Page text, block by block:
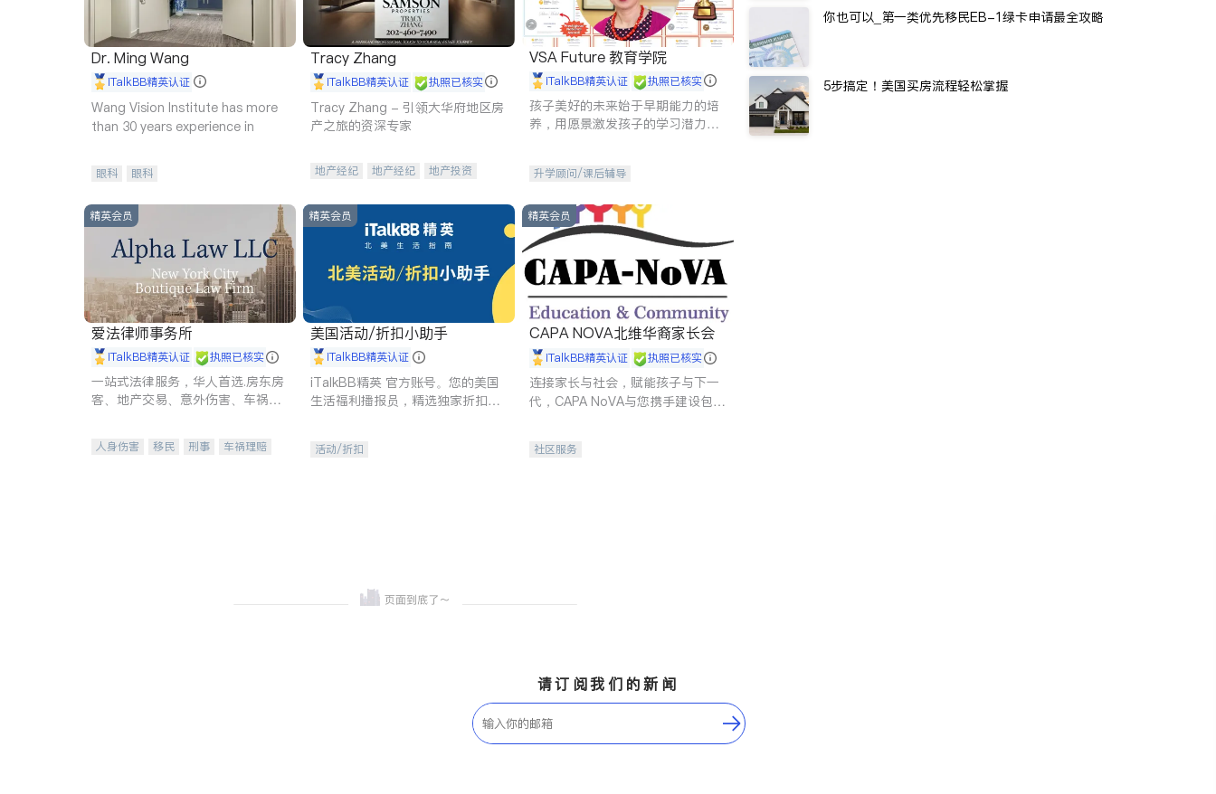
Dr. Ming Wang
iTalkBB精英认证
Wang Vision Institute has more
than 30 years experience in
眼科 眼科
Tracy Zhang
iTalkBB精英认证 执照已核实
Tracy Zhang - 引领大华府地区房
产之旅的资深专家
地产经纪 地产经纪
地产投资
VSA Future 教育学院
iTalkBB精英认证 执照已核实
孩子美好的未来始于早期能力的培
养，用愿景激发孩子的学习潜力和
升学顾问/课后辅导
精英会员
爱法律师事务所
iTalkBB精英认证 执照已核实
一站式法律服务，华人首选.房东房
客、地产交易、意外伤害、车祸重
人身伤害 移民 刑事
车祸理赔
精英会员
美国活动/折扣小助手
iTalkBB精英认证
iTalkBB精英 官方账号。您的美国
生活福利播报员，精选独家折扣、
活动/折扣
精英会员
CAPA NOVA北维华裔家长会
iTalkBB精英认证 执照已核实
连接家长与社会，赋能孩子与下一
代，CAPA NoVA与您携手建设包
社区服务
你也可以_第一类优先移民EB-1绿卡申请最全攻略
5步搞定！美国买房流程轻松掌握
请订阅我们的新闻